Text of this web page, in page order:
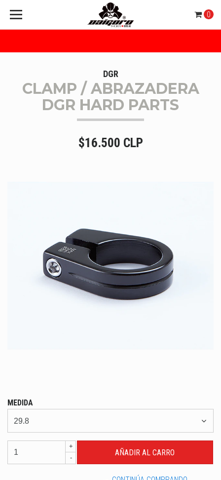
0
DGR
CLAMP / ABRAZADERA
DGR HARD PARTS
$16.500 CLP
MEDIDA
+
-